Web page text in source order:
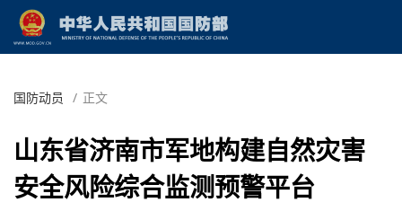
国防动员 / 正文
山东省济南市军地构建自然灾害
安全风险综合监测预警平台